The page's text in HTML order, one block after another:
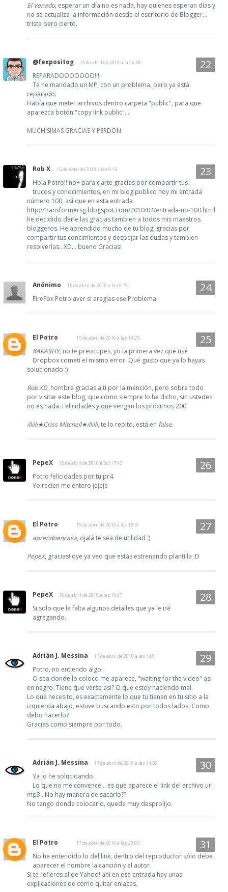
El Venado, esperar un día no es nada, hay quienes esperan días y
no se actualiza la información desde el escritorio de Blogger...
triste pero cierto.
@fexpositog 15 de abril de 2010 a las 6:58
REPARADOOOOOOO!!!
Te he mandado un MP, con un problema, pero ya está
reparado.
Había que meter archivos dentro carpeta "public", para que
aparezca botón "copy link public"...
MUCHISIMAS GRACIAS Y PERDON.
Rob X 15 de abril de 2010 a las 9:13
Hola Potro!! no+ para darte gracias por compartir tus
trucos y conocimientos, en mi blog publico hoy mi entrada
número 100, así que en esta entrada
http://transformersg.blogspot.com/2010/04/entrada-no-100.html
he decidido darle las gracias tambien a todos mis maestros
bloggeros. He aprendido mucho de tu blog, gracias por
compartir tus concimientos y despejar las dudas y tambien
resolverlas.. XD... bueno Gracias!
Anónimo 15 de abril de 2010 a las 9:19
FireFox Potro aver si areglas ese Problema
El Potro 15 de abril de 2010 a las 10:25
KAKASHY, no te preocupes, yo la primera vez que usé
Dropbox cometí el mismo error. Qué gusto que ya lo hayas
solucionado :)
Rob XD, hombre gracias a ti por la mención, pero sobre todo
por visitar este blog, que como siempre lo he dicho, sin ustedes
no es nada. Felicidades y que vengan los próximos 200.
ıllıllı★Criss Mitchell★ıllıllı, te lo repito, está en false.
PepeX 15 de abril de 2010 a las 17:13
Potro felicidades por tu pr4.
Yo recien me entero jejeje
El Potro 15 de abril de 2010 a las 18:31
aprendoencasa, ojalá te sea de utilidad :)
PepeX, gracias! oye ya veo que estás estrenando plantilla :D
PepeX 16 de abril de 2010 a las 19:47
Si,solo que le falta algunos detalles que ya le iré
agregando.
Adrián J. Messina 17 de abril de 2010 a las 14:01
Potro, no entiendo algo.
O sea donde lo coloco me aparece, "waiting for the video" asi
en negro. Tiene que verse asi? O que estoy haciendo mal.
Lo que necesito, es exactamente lo que tu tienen en tu sitio a la
izquierda abajo, estuve buscando esto por todos lados, Como
debo hacerlo?
Gracias como siempre por todo.
Adrián J. Messina 17 de abril de 2010 a las 14:36
Ya lo he solucioando.
Lo que no me convence... es que aparece el link del archivo url
mp3 . No hay manera de sacarlo??
No tengo donde colocarlo, queda muy desprolijo.
El Potro 17 de abril de 2010 a las 20:05
No he entendido lo del link, dentro del reproductor sólo debe
aparecer el nombre la canción y el autor.
Si te refieres al de Yahoo! ahí en esa entrada hay unas
explicaciones de cómo quitar enlaces.